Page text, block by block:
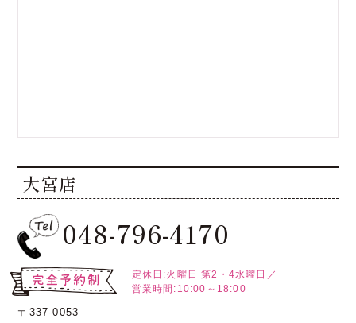
大宮店
048-796-4170
定休日:火曜日 第2・4水曜日／
営業時間:10:00～18:00
〒337-0053